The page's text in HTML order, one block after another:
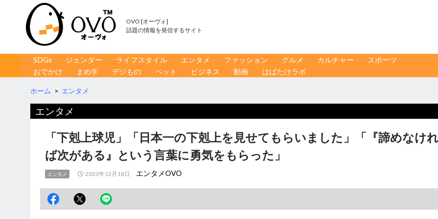
OVO [オーヴォ]
話題の情報を発信するサイト
コンテンツへ移動
SDGs ジェンダー ライフスタイル エンタメ ファッション グルメ カルチャー
スポーツ
おでかけ
まめ学 デジもの ペット ビジネス 動画 はばたけラボ
ホーム > エンタメ
エンタメ
「下剋上球児」「日本一の下剋上を見せてもらいました」「『諦めなけ
ば次がある』という言葉に勇気をもらった」
エンタメ 2023年12月18日 エンタメOVO